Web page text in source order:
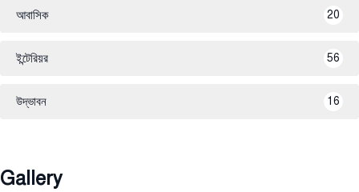
আবাসিক 20
ইন্টেরিয়র 56
উদ্ভাবন 16
Gallery